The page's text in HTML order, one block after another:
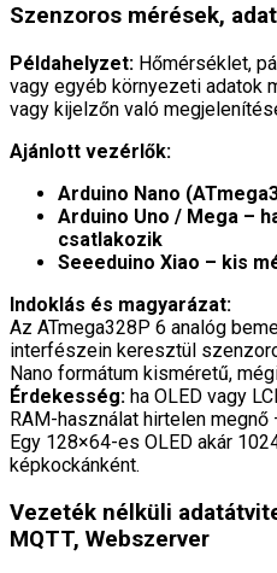
Szenzoros mérések,
Példahelyzet: Hőmérséklet,
vagy egyéb környezeti adatok
vagy kijelzőn való
Ajánlott vezérlők:
Arduino Nano
Arduino Uno / Mega –
csatlakozik
Seeeduino Xiao – kis
Indoklás és magyarázat:
Az ATmega328P 6 analóg
interfészein keresztül
Nano formátum kisméretű,
Érdekesség: ha OLED vagy
RAM-használat hirtelen
Egy 128×64-es OLED akár
képkockánként.
Vezeték nélküli
MQTT, Webszerver